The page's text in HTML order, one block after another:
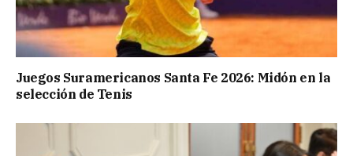
Juegos Suramericanos Santa Fe 2026: Midón en la
selección de Tenis